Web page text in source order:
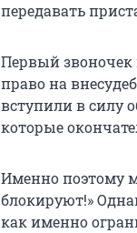
передавать
Первый звоночек
право на
вступили в силу
которые
Именно поэтому
блокируют!»
как именно